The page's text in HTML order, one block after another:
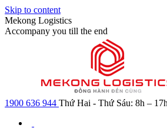
Skip to content
Mekong Logistics
Accompany you till the end
1900 636 944 Thứ Hai - Thứ Sáu: 8h – 17h